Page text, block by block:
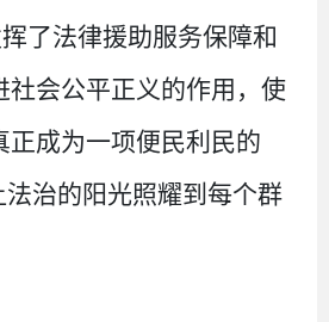
了法律援助服务保障和
社会公平正义的作用，使
正成为一项便民利民的
法治的阳光照耀到每个群